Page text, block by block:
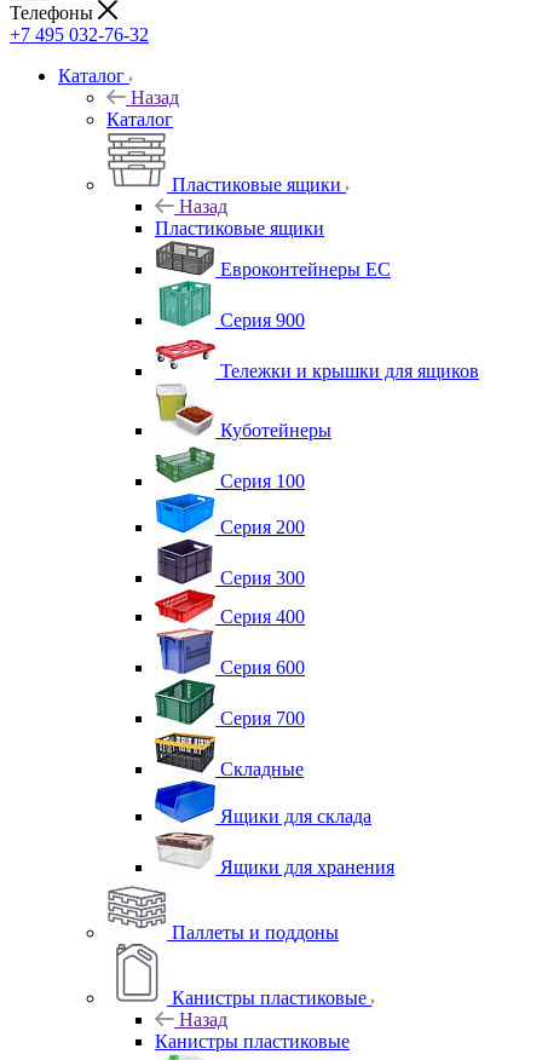
Телефоны
+7 495 032-76-32
Каталог
Назад
Каталог
Пластиковые ящики
Назад
Пластиковые ящики
Евроконтейнеры ЕС
Серия 900
Тележки и крышки для ящиков
Куботейнеры
Серия 100
Серия 200
Серия 300
Серия 400
Серия 600
Серия 700
Складные
Ящики для склада
Ящики для хранения
Паллеты и поддоны
Канистры пластиковые
Назад
Канистры пластиковые